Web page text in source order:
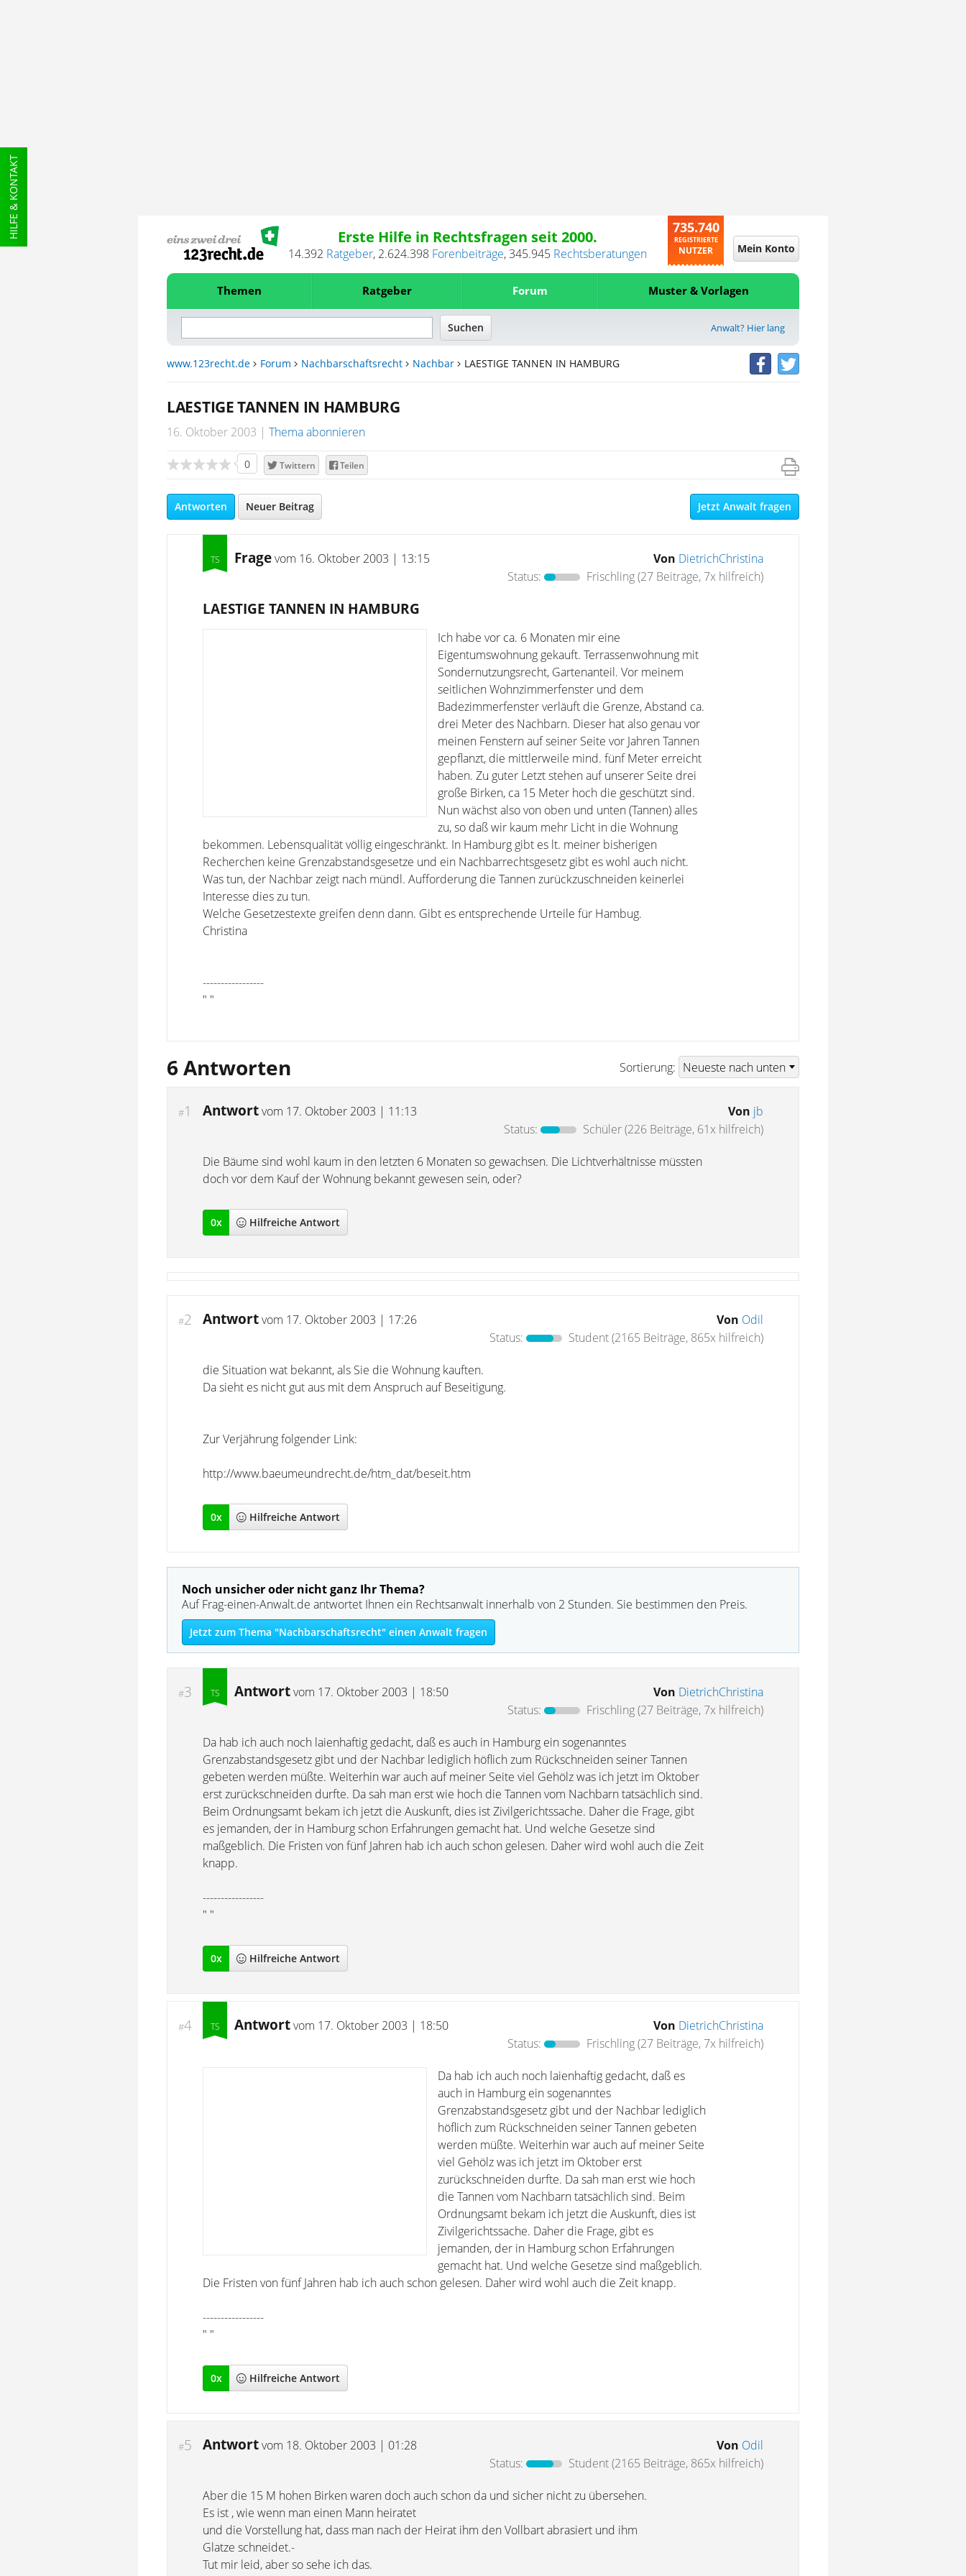
HILFE & KONTAKT Erste Hilfe in Rechtsfragen seit 2000.
14.392 Ratgeber, 2.624.398 Forenbeiträge,345.945 Rechtsberatungen
735.740
REGISTRIERTE
NUTZER Mein Konto
Themen Ratgeber Forum Muster & Vorlagen
Anwalt? Hier lang
www.123recht.de Forum Nachbarschaftsrecht Nachbar LAESTIGE TANNEN IN HAMBURG
LAESTIGE TANNEN IN HAMBURG
16. Oktober 2003 Thema abonnieren
0 Twittern Teilen
Antworten Neuer Beitrag Jetzt Anwalt fragen
Fragevom 16. Oktober 2003 | 13:15 Von DietrichChristina
Status:
Frischling(27 Beiträge, 7x hilfreich)
LAESTIGE TANNEN IN HAMBURG
Ich habe vor ca. 6 Monaten mir eine
Eigentumswohnung gekauft. Terrassenwohnung mit
Sondernutzungsrecht, Gartenanteil. Vor meinem
seitlichen Wohnzimmerfenster und dem
Badezimmerfenster verläuft die Grenze, Abstand ca.
drei Meter des Nachbarn. Dieser hat also genau vor
meinen Fenstern auf seiner Seite vor Jahren Tannen
gepflanzt, die mittlerweile mind. fünf Meter erreicht
haben. Zu guter Letzt stehen auf unserer Seite drei
große Birken, ca 15 Meter hoch die geschützt sind.
Nun wächst also von oben und unten (Tannen) alles
zu, so daß wir kaum mehr Licht in die Wohnung
bekommen. Lebensqualität völlig eingeschränkt. In Hamburg gibt es lt. meiner bisherigen
Recherchen keine Grenzabstandsgesetze und ein Nachbarrechtsgesetz gibt es wohl auch nicht.
Was tun, der Nachbar zeigt nach mündl. Aufforderung die Tannen zurückzuschneiden keinerlei
Interesse dies zu tun.
Welche Gesetzestexte greifen denn dann. Gibt es entsprechende Urteile für Hambug.
Christina
-----------------
" "
6 Antworten Sortierung:
#1 Antwortvom 17. Oktober 2003 | 11:13 Von jb
Status:
Schüler(226 Beiträge, 61x hilfreich)
Die Bäume sind wohl kaum in den letzten 6 Monaten so gewachsen. Die Lichtverhältnisse müssten
doch vor dem Kauf der Wohnung bekannt gewesen sein, oder?
0x Hilfreiche Antwort
#2 Antwortvom 17. Oktober 2003 | 17:26 Von Odil
Status:
Student(2165 Beiträge, 865x hilfreich)
die Situation wat bekannt, als Sie die Wohnung kauften.
Da sieht es nicht gut aus mit dem Anspruch auf Beseitigung.
Zur Verjährung folgender Link:
http://www.baeumeundrecht.de/htm_dat/beseit.htm
0x Hilfreiche Antwort
Noch unsicher oder nicht ganz Ihr Thema?
Auf Frag-einen-Anwalt.de antwortet Ihnen ein Rechtsanwalt innerhalb von 2 Stunden. Sie bestimmen den Preis.
Jetzt zum Thema "Nachbarschaftsrecht" einen Anwalt fragen
#3 Antwortvom 17. Oktober 2003 | 18:50 Von DietrichChristina
Status:
Frischling(27 Beiträge, 7x hilfreich)
Da hab ich auch noch laienhaftig gedacht, daß es auch in Hamburg ein sogenanntes
Grenzabstandsgesetz gibt und der Nachbar lediglich höflich zum Rückschneiden seiner Tannen
gebeten werden müßte. Weiterhin war auch auf meiner Seite viel Gehölz was ich jetzt im Oktober
erst zurückschneiden durfte. Da sah man erst wie hoch die Tannen vom Nachbarn tatsächlich sind.
Beim Ordnungsamt bekam ich jetzt die Auskunft, dies ist Zivilgerichtssache. Daher die Frage, gibt
es jemanden, der in Hamburg schon Erfahrungen gemacht hat. Und welche Gesetze sind
maßgeblich. Die Fristen von fünf Jahren hab ich auch schon gelesen. Daher wird wohl auch die Zeit
knapp.
-----------------
" "
0x Hilfreiche Antwort
#4 Antwortvom 17. Oktober 2003 | 18:50 Von DietrichChristina
Status:
Frischling(27 Beiträge, 7x hilfreich)
Da hab ich auch noch laienhaftig gedacht, daß es
auch in Hamburg ein sogenanntes
Grenzabstandsgesetz gibt und der Nachbar lediglich
höflich zum Rückschneiden seiner Tannen gebeten
werden müßte. Weiterhin war auch auf meiner Seite
viel Gehölz was ich jetzt im Oktober erst
zurückschneiden durfte. Da sah man erst wie hoch
die Tannen vom Nachbarn tatsächlich sind. Beim
Ordnungsamt bekam ich jetzt die Auskunft, dies ist
Zivilgerichtssache. Daher die Frage, gibt es
jemanden, der in Hamburg schon Erfahrungen
gemacht hat. Und welche Gesetze sind maßgeblich.
Die Fristen von fünf Jahren hab ich auch schon gelesen. Daher wird wohl auch die Zeit knapp.
-----------------
" "
0x Hilfreiche Antwort
#5 Antwortvom 18. Oktober 2003 | 01:28 Von Odil
Status:
Student(2165 Beiträge, 865x hilfreich)
Aber die 15 M hohen Birken waren doch auch schon da und sicher nicht zu übersehen.
Es ist , wie wenn man einen Mann heiratet
und die Vorstellung hat, dass man nach der Heirat ihm den Vollbart abrasiert und ihm
Glatze schneidet.-
Tut mir leid, aber so sehe ich das.